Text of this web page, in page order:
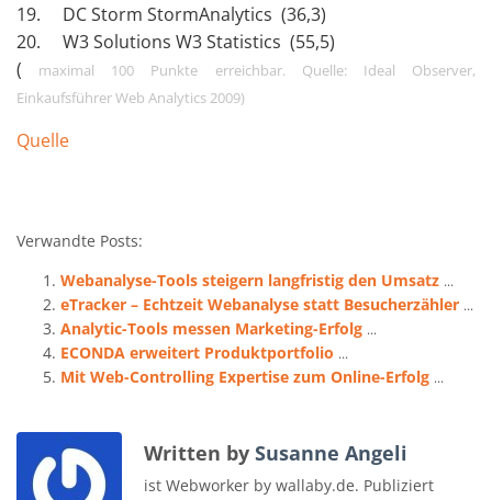
19. DC Storm StormAnalytics (36,3)
20. W3 Solutions W3 Statistics (55,5)
( maximal 100 Punkte erreichbar. Quelle: Ideal Observer,
Einkaufsführer Web Analytics 2009)
Quelle
Verwandte Posts:
Webanalyse-Tools steigern langfristig den Umsatz ...
eTracker – Echtzeit Webanalyse statt Besucherzähler ...
Analytic-Tools messen Marketing-Erfolg ...
ECONDA erweitert Produktportfolio ...
Mit Web-Controlling Expertise zum Online-Erfolg ...
Written by Susanne Angeli
ist Webworker by wallaby.de. Publiziert